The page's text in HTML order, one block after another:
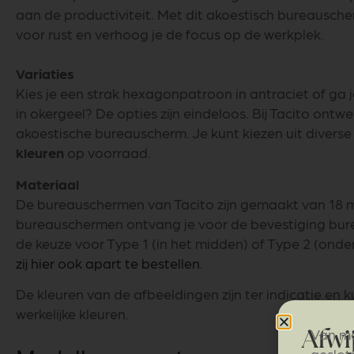
aan de productiviteit. Met dit akoestisch
voor rust en verhoog je de focus op de werkplek.
Variaties
Kies je een strak hexagonpatroon in antraciet of ga
in okergeel? De opties zijn eindeloos. Bij Tacito
akoestische bureauscherm. Je kunt kiezen uit
kleuren op voorraad.
Materiaal
De bureauschermen van Tacito zijn gemaakt van 18
bureauschermen ontvang je voor de bevestiging
de keuze voor Type 1 (in het midden) of Type 2
zij hier ook apart te bestellen
De kleuren van de afbeeldingen zijn ter indicatie en
werkelijke kleuren.
Van